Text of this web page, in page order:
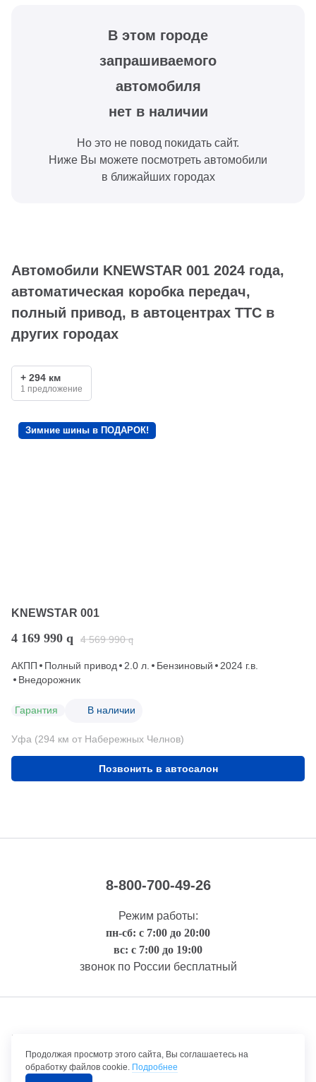
В этом городе
запрашиваемого
автомобиля
нет в наличии
Но это не повод покидать сайт.
Ниже Вы можете посмотреть автомобили
в ближайших городах
Автомобили KNEWSTAR 001 2024 года,
автоматическая коробка передач,
полный привод, в автоцентрах ТТС в
других городах
+ 294 км
1 предложение
Зимние шины в ПОДАРОК!
KNEWSTAR 001
4 169 990 q 4 569 990 q
АКПП Полный привод 2.0 л. Бензиновый
2024 г.в.
Внедорожник
Гарантия В наличии
Уфа (294 км от Набережных Челнов)
Позвонить в автосалон
8-800-700-49-26
Режим работы:
пн-сб: с 7:00 до 20:00
вс: с 7:00 до 19:00
звонок по России бесплатный
Правовая информация
Продолжая просмотр этого сайта, Вы соглашаетесь на
обработку файлов cookie. Подробнее